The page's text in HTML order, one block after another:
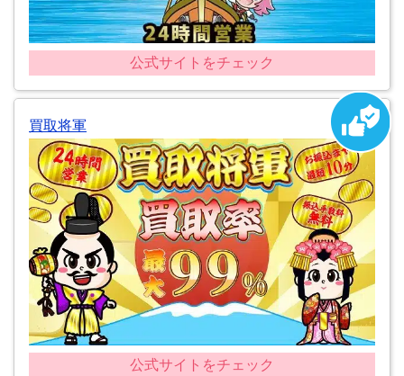
公式サイトをチェック
買取将軍
公式サイトをチェック